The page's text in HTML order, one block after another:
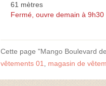
61 mètres
Fermé, ouvre demain à 9h30
Cette page "Mango Boulevard
vêtements 01, magasin de